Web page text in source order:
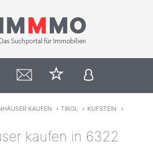
KAUFEN › TIROL › KUFSTEIN
›
kaufen in 6322